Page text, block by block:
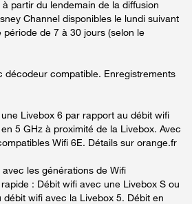
partir du lendemain de la diffusion
Channel disponibles le lundi suivant
période de 7 à 30 jours (selon le
décodeur compatible. Enregistrements
Livebox 6 par rapport au débit wifi
5 GHz à proximité de la Livebox. Avec
Wifi 6E. Détails sur orange.fr
les générations de Wifi
: Débit wifi avec une Livebox S ou
wifi avec la Livebox 5. Débit en